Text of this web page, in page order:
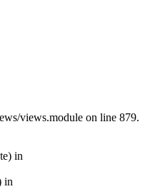
views.module on line 879.
in
in